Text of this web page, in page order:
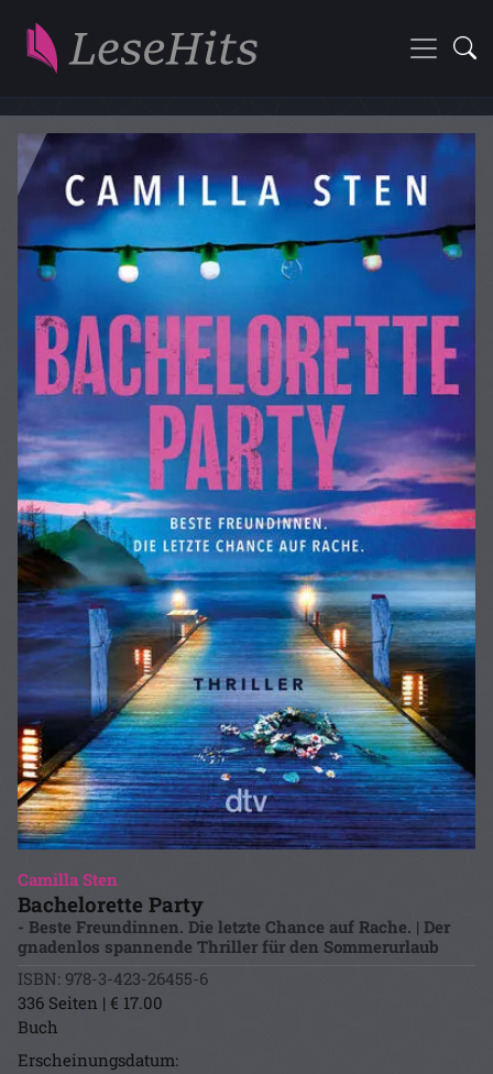
Camilla Sten
Bachelorette Party
- Beste Freundinnen. Die letzte Chance auf Rache. | Der
gnadenlos spannende Thriller für den Sommerurlaub
ISBN: 978-3-423-26455-6
336 Seiten | € 17.00
Buch
Erscheinungsdatum: